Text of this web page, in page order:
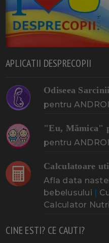
APLICATII DESPRECOPII
Odiseea
pentru
"Eu, Mămica"
pentru
Calculatoare
Afla data
bebelusului |
Calculator
CINE ESTI? CE CAUTI?